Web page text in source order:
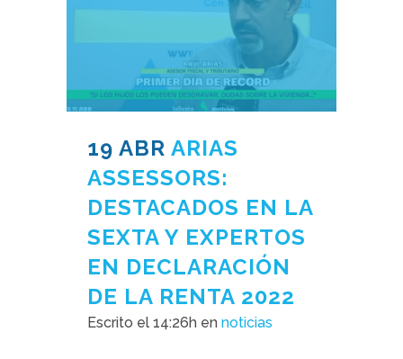
19 ABR ARIAS
ASSESSORS:
DESTACADOS EN LA
SEXTA Y EXPERTOS
EN DECLARACIÓN
DE LA RENTA 2022
Escrito el 14:26h en noticias